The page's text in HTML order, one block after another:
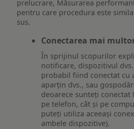
prelucrare, Măsurarea
pentru care procedura este
sus.
Conectarea mai
În sprijinul scopurilor
notificare, dispozitivul
probabil fiind conectat cu
aparțin dvs., sau
deoarece sunteți conectat
pe telefon, cât și pe
puteți utiliza aceeași
ambele dispozitive).